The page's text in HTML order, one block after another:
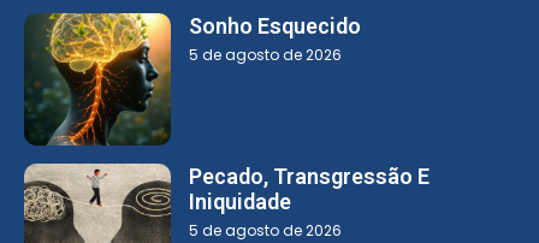
Sonho Esquecido
5 de agosto de 2026
Pecado, Transgressão E
Iniquidade
5 de agosto de 2026